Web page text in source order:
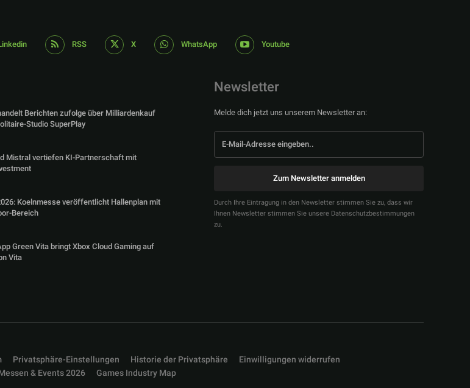
RSS X WhatsApp Youtube
Berichten zufolge über Milliardenkauf
Studio SuperPlay
Mistral vertiefen KI-Partnerschaft mit
Koelnmesse veröffentlicht Hallenplan mit
Bereich
Green Vita bringt Xbox Cloud Gaming auf
Vita
Newsletter
Melde dich jetzt uns unserem Newsletter an:
Zum Newsletter anmelden
Durch Ihre Eintragung in den Newsletter stimmen Sie zu, dass wir
Ihnen Newsletter stimmen Sie unsere Datenschutzbestimmungen
zu.
Privatsphäre-Einstellungen Historie der Privatsphäre
Einwilligungen widerrufen
& Events 2026
Games Industry Map